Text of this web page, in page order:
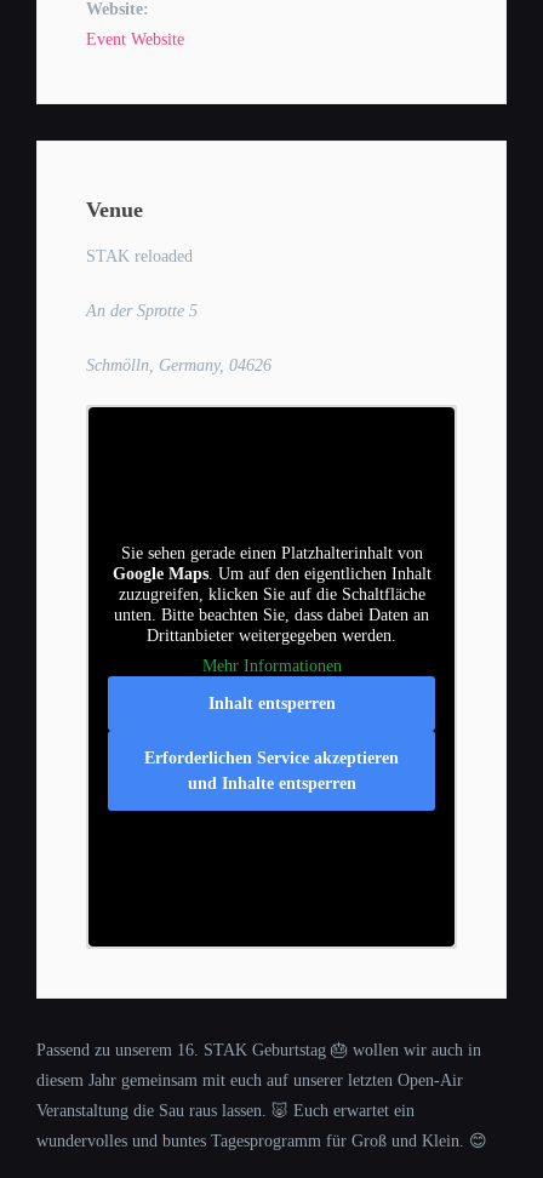
Website:
Event Website
Venue
STAK reloaded
An der Sprotte 5
Schmölln, Germany, 04626
Sie sehen gerade einen Platzhalterinhalt von
Google Maps. Um auf den eigentlichen Inhalt
zuzugreifen, klicken Sie auf die Schaltfläche
unten. Bitte beachten Sie, dass dabei Daten an
Drittanbieter weitergegeben werden.
Mehr Informationen
Inhalt entsperren
Erforderlichen Service akzeptieren
und Inhalte entsperren
Passend zu unserem 16. STAK Geburtstag 🎂 wollen wir auch in
diesem Jahr gemeinsam mit euch auf unserer letzten Open-Air
Veranstaltung die Sau raus lassen. 🐷 Euch erwartet ein
wundervolles und buntes Tagesprogramm für Groß und Klein. 😊